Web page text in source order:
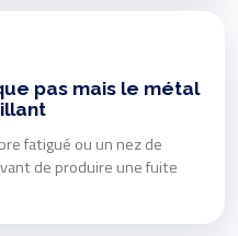
pas mais le métal
fatigué ou un nez de
de produire une fuite